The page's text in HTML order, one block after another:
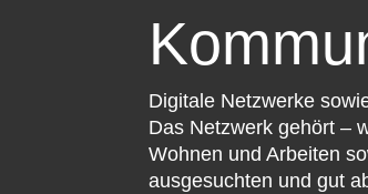
Digitale Netzwerke
Das Netzwerk gehört –
Wohnen und Arbeiten
ausgesuchten und gut